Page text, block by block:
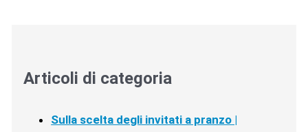
Articoli di categoria
Sulla scelta degli invitati a pranzo |